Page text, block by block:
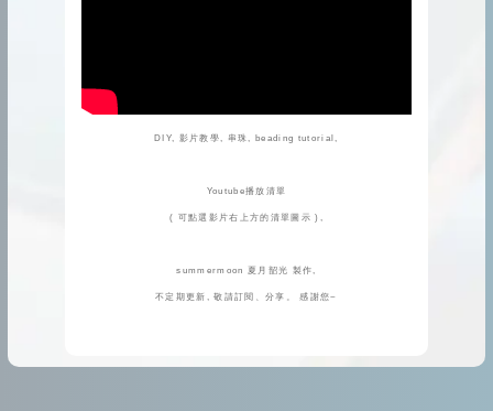
DIY, 影片教學, 串珠, beading tutorial,
Youtube播放清單
( 可點選影片右上方的清單圖示 ),
summermoon 夏月韶光 製作,
不定期更新, 敬請訂閱、分享。 感謝您~